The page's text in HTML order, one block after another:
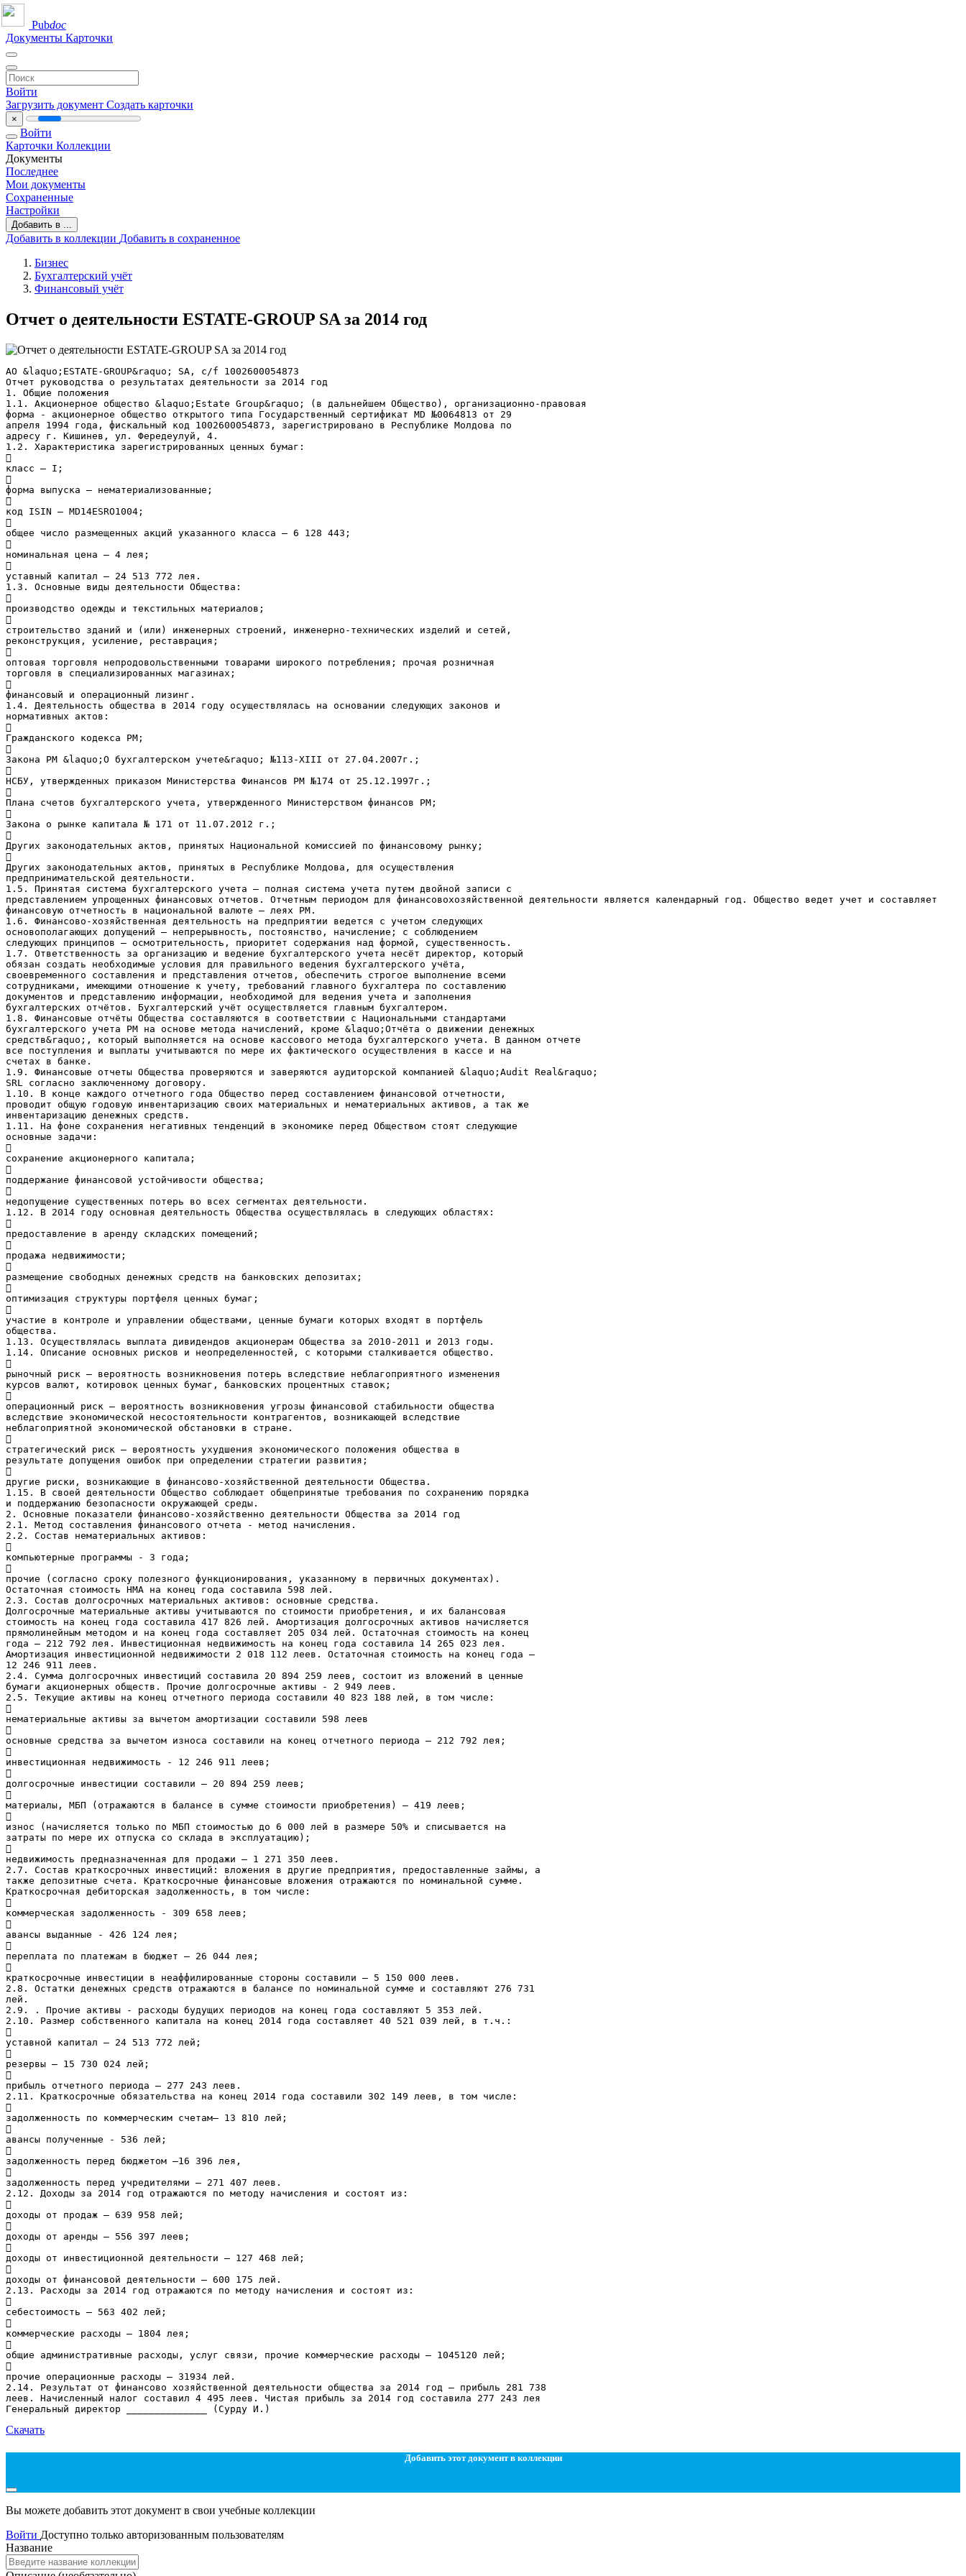
Pubdoc
Документы Карточки
Войти
Загрузить документ Создать карточки
×
Войти
Карточки Коллекции
Документы
Последнее
Мои документы
Сохраненные
Настройки
Добавить в ...
Добавить в коллекции Добавить в сохраненное
Бизнес
Бухгалтерский учёт
Финансовый учёт
Отчет о деятельности ESTATE-GROUP SA за 2014 год
АО &laquo;ESTATE-GROUP&raquo; SА, c/f 1002600054873
Отчет руководства о результатах деятельности за 2014 год
1. Общие положения
1.1. Акционерное общество &laquo;Estate Group&raquo; (в дальнейшем Общество), организационно-правовая
форма - акционерное общество открытого типа Государственный сертификат MD №0064813 от 29
апреля 1994 года, фискальный код 1002600054873, зарегистрировано в Республике Молдова по
адресу г. Кишинев, ул. Фередеулуй, 4.
1.2. Характеристика зарегистрированных ценных бумаг:

класс – I;

форма выпуска – нематериализованные;

код ISIN – MD14ESRO1004;

общее число размещенных акций указанного класса – 6 128 443;

номинальная цена – 4 лея;

уставный капитал – 24 513 772 лея.
1.3. Основные виды деятельности Общества:

производство одежды и текстильных материалов;

строительство зданий и (или) инженерных строений, инженерно-технических изделий и сетей,
реконструкция, усиление, реставрация;

оптовая торговля непродовольственными товарами широкого потребления; прочая розничная
торговля в специализированных магазинах;

финансовый и операционный лизинг.
1.4. Деятельность общества в 2014 году осуществлялась на основании следующих законов и
нормативных актов:

Гражданского кодекса РМ;

Закона РМ &laquo;О бухгалтерском учете&raquo; №113-XIII от 27.04.2007г.;

НСБУ, утвержденных приказом Министерства Финансов РМ №174 от 25.12.1997г.;

Плана счетов бухгалтерского учета, утвержденного Министерством финансов РМ;

Закона о рынке капитала № 171 от 11.07.2012 г.;

Других законодательных актов, принятых Национальной комиссией по финансовому рынку;

Других законодательных актов, принятых в Республике Молдова, для осуществления
предпринимательской деятельности.
1.5. Принятая система бухгалтерского учета – полная система учета путем двойной записи с
представлением упрощенных финансовых отчетов. Отчетным периодом для финансовохозяйственной деятельности является календарный год. Общество ведет учет и составляет
финансовую отчетность в национальной валюте – леях РМ.
1.6. Финансово-хозяйственная деятельность на предприятии ведется с учетом следующих
основополагающих допущений – непрерывность, постоянство, начисление; с соблюдением
следующих принципов – осмотрительность, приоритет содержания над формой, существенность.
1.7. Ответственность за организацию и ведение бухгалтерского учета несёт директор, который
обязан создать необходимые условия для правильного ведения бухгалтерского учёта,
своевременного составления и представления отчетов, обеспечить строгое выполнение всеми
сотрудниками, имеющими отношение к учету, требований главного бухгалтера по составлению
документов и представлению информации, необходимой для ведения учета и заполнения
бухгалтерских отчётов. Бухгалтерский учёт осуществляется главным бухгалтером.
1.8. Финансовые отчёты Общества составляются в соответствии с Национальными стандартами
бухгалтерского учета РМ на основе метода начислений, кроме &laquo;Отчёта о движении денежных
средств&raquo;, который выполняется на основе кассового метода бухгалтерского учета. В данном отчете
все поступления и выплаты учитываются по мере их фактического осуществления в кассе и на
счетах в банке.
1.9. Финансовые отчеты Общества проверяются и заверяются аудиторской компанией &laquo;Audit Real&raquo;
SRL согласно заключенному договору.
1.10. В конце каждого отчетного года Общество перед составлением финансовой отчетности,
проводит общую годовую инвентаризацию своих материальных и нематериальных активов, а так же
инвентаризацию денежных средств.
1.11. На фоне сохранения негативных тенденций в экономике перед Обществом стоят следующие
основные задачи:

сохранение акционерного капитала;

поддержание финансовой устойчивости общества;

недопущение существенных потерь во всех сегментах деятельности.
1.12. В 2014 году основная деятельность Общества осуществлялась в следующих областях:

предоставление в аренду складских помещений;

продажа недвижимости;

размещение свободных денежных средств на банковских депозитах;

оптимизация структуры портфеля ценных бумаг;

участие в контроле и управлении обществами, ценные бумаги которых входят в портфель
общества.
1.13. Осуществлялась выплата дивидендов акционерам Общества за 2010-2011 и 2013 годы.
1.14. Описание основных рисков и неопределенностей, с которыми сталкивается общество.

рыночный риск – вероятность возникновения потерь вследствие неблагоприятного изменения
курсов валют, котировок ценных бумаг, банковских процентных ставок;

операционный риск – вероятность возникновения угрозы финансовой стабильности общества
вследствие экономической несостоятельности контрагентов, возникающей вследствие
неблагоприятной экономической обстановки в стране.

стратегический риск – вероятность ухудшения экономического положения общества в
результате допущения ошибок при определении стратегии развития;

другие риски, возникающие в финансово-хозяйственной деятельности Общества.
1.15. В своей деятельности Общество соблюдает общепринятые требования по сохранению порядка
и поддержанию безопасности окружающей среды.
2. Основные показатели финансово-хозяйственно деятельности Общества за 2014 год
2.1. Метод составления финансового отчета - метод начисления.
2.2. Состав нематериальных активов:

компьютерные программы - 3 года;

прочие (согласно сроку полезного функционирования, указанному в первичных документах).
Остаточная стоимость НМА на конец года составила 598 лей.
2.3. Состав долгосрочных материальных активов: основные средства.
Долгосрочные материальные активы учитываются по стоимости приобретения, и их балансовая
стоимость на конец года составила 417 826 лей. Амортизация долгосрочных активов начисляется
прямолинейным методом и на конец года составляет 205 034 лей. Остаточная стоимость на конец
года – 212 792 лея. Инвестиционная недвижимость на конец года составила 14 265 023 лея.
Амортизация инвестиционной недвижимости 2 018 112 леев. Остаточная стоимость на конец года –
12 246 911 леев.
2.4. Сумма долгосрочных инвестиций составила 20 894 259 леев, состоит из вложений в ценные
бумаги акционерных обществ. Прочие долгосрочные активы - 2 949 леев.
2.5. Текущие активы на конец отчетного периода составили 40 823 188 лей, в том числе:

нематериальные активы за вычетом амортизации составили 598 леев

основные средства за вычетом износа составили на конец отчетного периода – 212 792 лея;

инвестиционная недвижимость - 12 246 911 леев;

долгосрочные инвестиции составили – 20 894 259 леев;

материалы, МБП (отражаются в балансе в сумме стоимости приобретения) – 419 леев;

износ (начисляется только по МБП стоимостью до 6 000 лей в размере 50% и списывается на
затраты по мере их отпуска со склада в эксплуатацию);

недвижимость предназначенная для продажи – 1 271 350 леев.
2.7. Состав краткосрочных инвестиций: вложения в другие предприятия, предоставленные займы, а
также депозитные счета. Краткосрочные финансовые вложения отражаются по номинальной сумме.
Краткосрочная дебиторская задолженность, в том числе:

коммерческая задолженность - 309 658 леев;

авансы выданные - 426 124 лея;

переплата по платежам в бюджет – 26 044 лея;

краткосрочные инвестиции в неаффилированные стороны составили – 5 150 000 леев.
2.8. Остатки денежных средств отражаются в балансе по номинальной сумме и составляют 276 731
лей.
2.9. . Прочие активы - расходы будущих периодов на конец года составляют 5 353 лей.
2.10. Размер собственного капитала на конец 2014 года составляет 40 521 039 лей, в т.ч.:

уставной капитал – 24 513 772 лей;

резервы – 15 730 024 лей;

прибыль отчетного периода – 277 243 леев.
2.11. Краткосрочные обязательства на конец 2014 года составили 302 149 леев, в том числе:

задолженность по коммерческим счетам– 13 810 лей;

авансы полученные - 536 лей;

задолженность перед бюджетом –16 396 лея,

задолженность перед учредителями – 271 407 леев.
2.12. Доходы за 2014 год отражаются по методу начисления и состоят из:

доходы от продаж – 639 958 лей;

доходы от аренды – 556 397 леев;

доходы от инвестиционной деятельности – 127 468 лей;

доходы от финансовой деятельности – 600 175 лей.
2.13. Расходы за 2014 год отражаются по методу начисления и состоят из:

себестоимость – 563 402 лей;

коммерческие расходы – 1804 лея;

общие административные расходы, услуг связи, прочие коммерческие расходы – 1045120 лей;

прочие операционные расходы – 31934 лей.
2.14. Результат от финансово хозяйственной деятельности общества за 2014 год – прибыль 281 738
леев. Начисленный налог составил 4 495 леев. Чистая прибыль за 2014 год составила 277 243 лея
Скачать
Добавить этот документ в коллекции
Вы можете добавить этот документ в свои учебные коллекции
Войти Доступно только авторизованным пользователям
Название